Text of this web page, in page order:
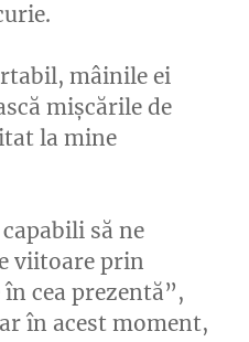
mâinile ei
mișcările de
la mine
să ne
viitoare prin
cea prezentă”,
în acest moment,